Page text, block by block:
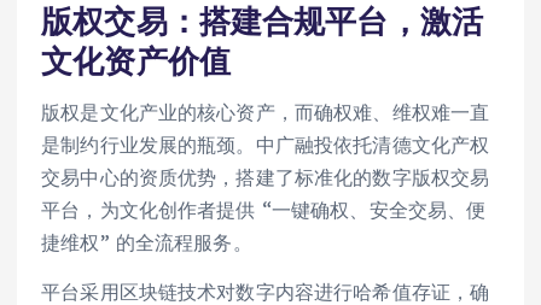
版权交易：搭建合规平台，激活
文化资产价值
版权是文化产业的核心资产，而确权难、维权难一直
是制约行业发展的瓶颈。中广融投依托清德文化产权
交易中心的资质优势，搭建了标准化的数字版权交易
平台，为文化创作者提供 “一键确权、安全交易、便
捷维权” 的全流程服务。
平台采用区块链技术对数字内容进行哈希值存证，确